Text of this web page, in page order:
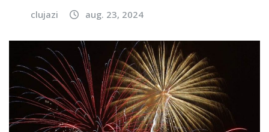
clujazi aug. 23, 2024